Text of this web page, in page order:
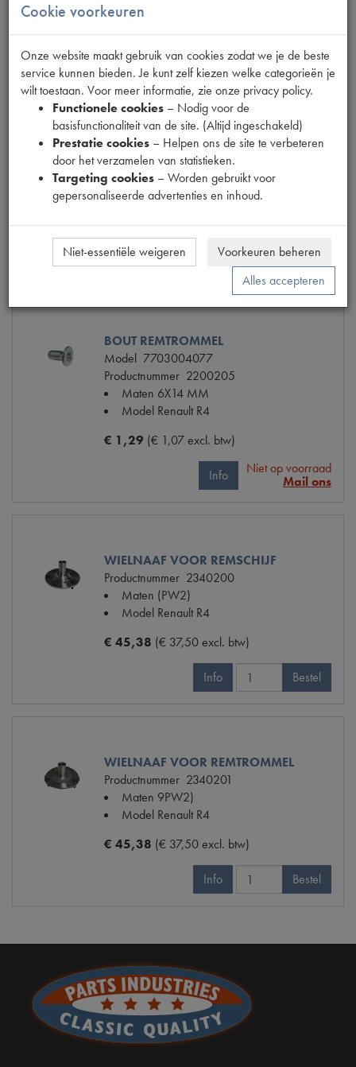
REMTROMMEL VOOR
Model7700503027
Productnummer 2240011
Codes
31430270 | 7700503027 |
84046
Maten
[PW2] Ø228MM
Model RenaultR4 (L)
€ 46,77(€ 38,65 excl. btw)
Info Bestel
BOUT REMTROMMEL
Model 7703004077
Productnummer 2200205
Maten 6X14 MM
Model Renault R4
€ 1,29 (€ 1,07 excl. btw)
Info
Niet op voorraad
Mail ons
WIELNAAF VOOR REMSCHIJF
Productnummer 2340200
Maten (PW2)
Model Renault R4
€ 45,38 (€ 37,50 excl. btw)
Info Bestel
WIELNAAF VOOR REMTROMMEL
Productnummer 2340201
Maten 9PW2)
Model Renault R4
€ 45,38 (€ 37,50 excl. btw)
Info Bestel
Cookie voorkeuren
Onze website maakt gebruik van cookies zodat we je de beste
service kunnen bieden. Je kunt zelf kiezen welke categorieën je
wilt toestaan. Voor meer informatie, zie onze privacy policy.
Functionele cookies – Nodig voor de
basisfunctionaliteit van de site. (Altijd ingeschakeld)
Prestatie cookies – Helpen ons de site te verbeteren
door het verzamelen van statistieken.
Targeting cookies – Worden gebruikt voor
gepersonaliseerde advertenties en inhoud.
Niet-essentiële weigeren
Voorkeuren beheren
Alles accepteren